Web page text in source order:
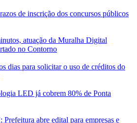
de inscrição dos concursos públicos
atuação da Muralha Digital
no Contorno
dias para solicitar o uso de créditos do
LED já cobrem 80% de Ponta
Prefeitura abre edital para empresas e